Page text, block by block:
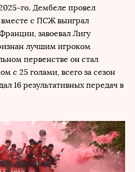
го. Дембеле провел
с ПСЖ выиграл
завоевал Лигу
лучшим игроком
первенстве он стал
с 25 голами, всего за сезон
16 результативных передач в